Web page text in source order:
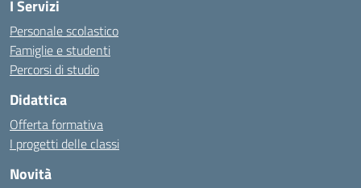
I Servizi
Personale scolastico
Famiglie e studenti
Percorsi di studio
Didattica
Offerta formativa
I progetti delle classi
Novità